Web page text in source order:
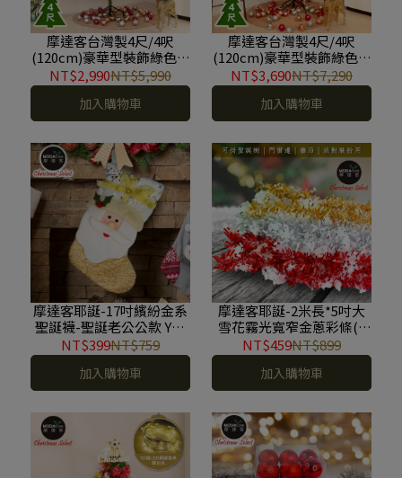
摩達客台灣製4尺/4呎
(120cm)豪華型裝飾綠色聖
誕樹/檳金白大雪花金果球
系全套飾品組不含燈/本島
免運費 YS-GT234001
NT$2,990NT$5,990
加入購物車
摩達客台灣製4尺/4呎
(120cm)豪華型裝飾綠色聖
誕樹/火焰金白大雪花紅果
球系全套飾品組+100燈
LED小圓球珍珠燈串(暖白
光/USB接頭) *1(本島免運
NT$3,690NT$7,290
加入購物車
摩達客耶誕-17吋繽紛金系
聖誕襪-聖誕老公公款 YS-
SC23001
NT$399NT$759
加入購物車
摩達客耶誕-2米長*5吋大
雪花霧光寬窄金蔥彩條(3
條一組-顏色隨機出貨)可掛
聖誕樹/門窗邊/牆沿/派對
裝扮用 YS-TG232001
NT$459NT$899
加入購物車